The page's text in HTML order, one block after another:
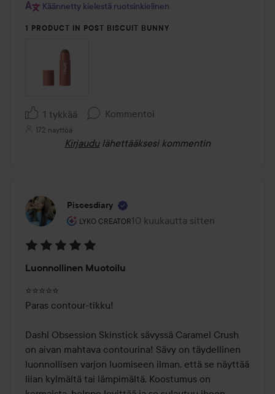
Käännetty kielestä ruotsinkielinen
1 PRODUCT IN POST BISCUIT BUNNY
1 tykkää Kommentoi
172 näyttöä
Kirjaudu lähettääksesi kommentin
Piscesdiary
LYKO CREATOR
Käyttäjän rooli: Lyko Creator.
10 kuukautta sitten
Viesti luotiin 10 kuukautta sitten
5
/
5
Luonnollinen Muotoilu
⭐️⭐️⭐️⭐️⭐️
Paras contour-tikku!
Dashl Obsession Skinstick sävyssä Caramel Crush
on aivan mahtava contourina! Sävy on täydellinen
luonnollisen varjon luomiseen ilman, että se näyttää
liian kylmältä tai lämpimältä. Koostumus on